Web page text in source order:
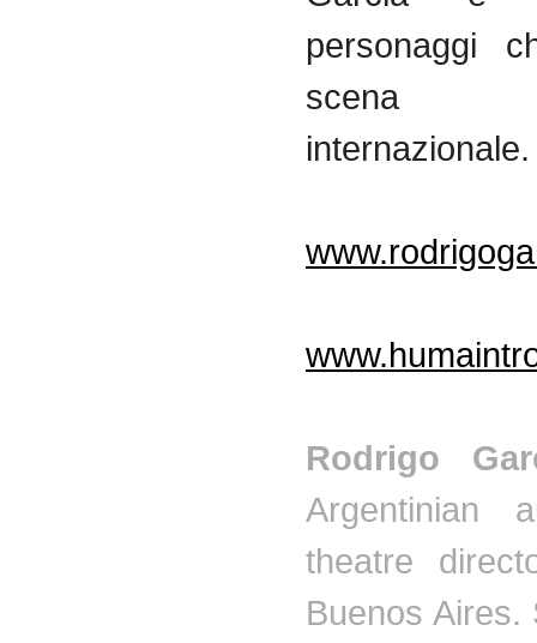
personaggi
scena
internazionale.
Rodrigo
Argentinian
theatre
Buenos Aires.